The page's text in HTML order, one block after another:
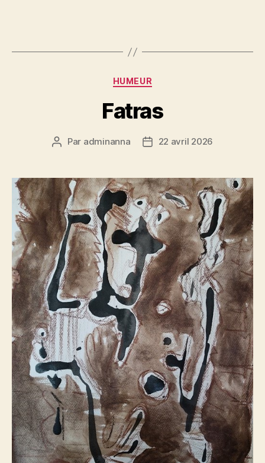
Catégories
HUMEUR
Fatras
Auteur
Par adminanna
Date22 avril 2026